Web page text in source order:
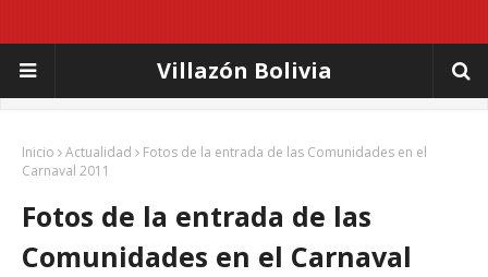
Villazón Bolivia
Inicio Actualidad
Fotos de la entrada de las Comunidades en el
Carnaval 2011
Fotos de la entrada de las
Comunidades en el Carnaval